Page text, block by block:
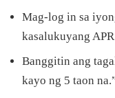
Mag-log in sa
kasalukuyang
Banggitin ang
kayo ng 5 taon